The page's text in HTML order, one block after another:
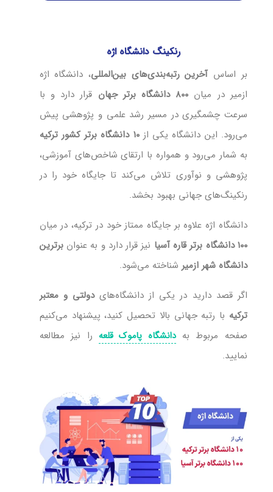
رنکینگ دانشگاه اژه
بر اساسآخرین رتبه‌بندی‌های بین‌المللی، دانشگاه اژه
ازمیر در میان ۸۰۰ دانشگاه برتر جهان
قرار دارد و با
سرعت چشمگیری در مسیر رشد علمی و پژوهشی پیش
می‌رود. این دانشگاه یکی از۱۰ دانشگاه برتر کشور ترکیه
به شمار می‌رود و همواره با ارتقای شاخص‌های آموزشی،
پژوهشی و نوآوری تلاش می‌کند تا جایگاه خود را در
رنکینگ‌های جهانی بهبود بخشد.
دانشگاه اژه علاوه بر جایگاه ممتاز خود در ترکیه، در میان
۱۰۰ دانشگاه برتر قاره آسیا
نیز قرار دارد و به عنوانبرترین
دانشگاه شهر ازمیر شناخته می‌شود.
اگر قصد دارید در یکی از دانشگاه‌هایدولتی و معتبر
ترکیه با رتبه جهانی بالا تحصیل کنید، پیشنهاد می‌کنیم
صفحه مربوط بهدانشگاه پاموک قلعه را نیز مطالعه
نمایید.